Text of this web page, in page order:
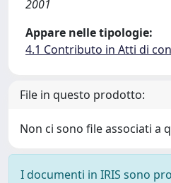
2001
Appare nelle tipologie:
4.1 Contributo in Atti di
File in questo prodotto:
Non ci sono file associati a
I documenti in IRIS sono